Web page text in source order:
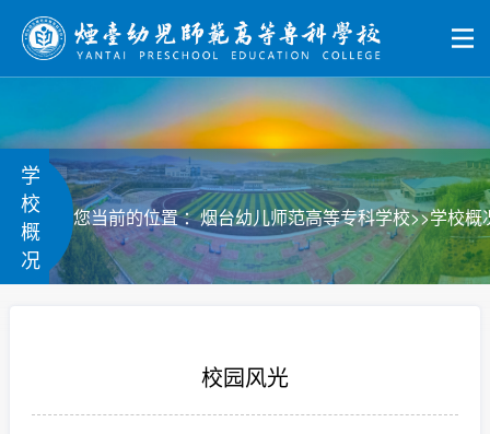
学
校
概
况
您当前的位置 ：烟台幼儿师范高等专科学校>>学校概
校园风光